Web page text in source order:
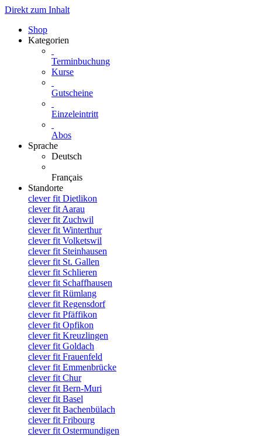
Direkt zum Inhalt
Shop
Kategorien
Terminbuchung
Kurse
Gutscheine
Einzeleintritt
Abos
Sprache
Deutsch
Français
Standorte
clever fit Dietlikon
clever fit Aarau
clever fit Zuchwil
clever fit Winterthur
clever fit Volketswil
clever fit Steinhausen
clever fit St. Gallen
clever fit Schlieren
clever fit Schaffhausen
clever fit Rümlang
clever fit Regensdorf
clever fit Pfäffikon
clever fit Opfikon
clever fit Kreuzlingen
clever fit Goldach
clever fit Frauenfeld
clever fit Emmenbrücke
clever fit Chur
clever fit Bern-Muri
clever fit Basel
clever fit Bachenbülach
clever fit Fribourg
clever fit Ostermundigen